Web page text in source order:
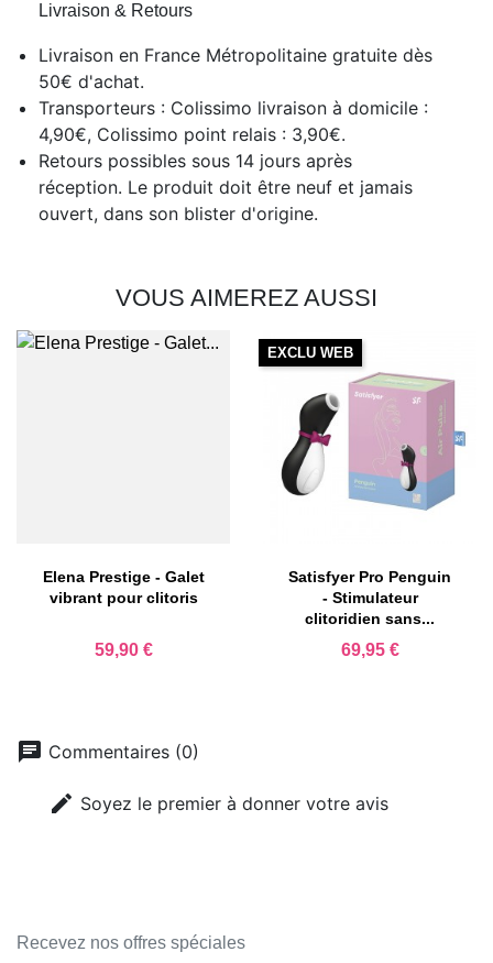
Livraison & Retours
Livraison en France Métropolitaine gratuite dès
50€ d'achat.
Transporteurs : Colissimo livraison à domicile :
4,90€, Colissimo point relais : 3,90€.
Retours possibles sous 14 jours après
réception. Le produit doit être neuf et jamais
ouvert, dans son blister d'origine.
VOUS AIMEREZ AUSSI
Elena Prestige - Galet
vibrant pour clitoris
Prix
59,90 €
Satisfyer Pro Penguin
- Stimulateur
clitoridien sans...
Prix
69,95 €
EXCLU WEB
chat Commentaires (0)
edit Soyez le premier à donner votre avis
Recevez nos offres spéciales